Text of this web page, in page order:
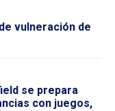
vulneración de
se prepara
con juegos,